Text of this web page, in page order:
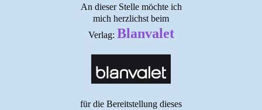
An dieser Stelle möchte ich
mich herzlichst beim
Verlag: Blanvalet
für die Bereitstellung dieses